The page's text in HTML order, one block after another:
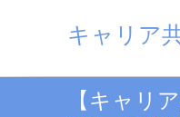
キャリア
【キャリ